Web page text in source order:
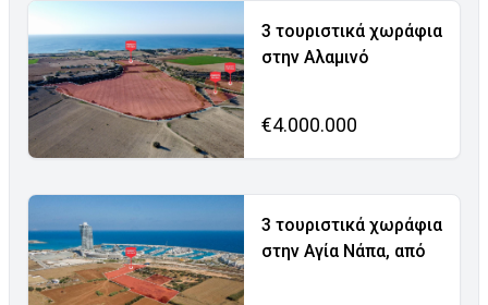
3 τουριστικά χωράφια
στην Αλαμινό
€4.000.000
3 τουριστικά χωράφια
στην Αγία Νάπα, από